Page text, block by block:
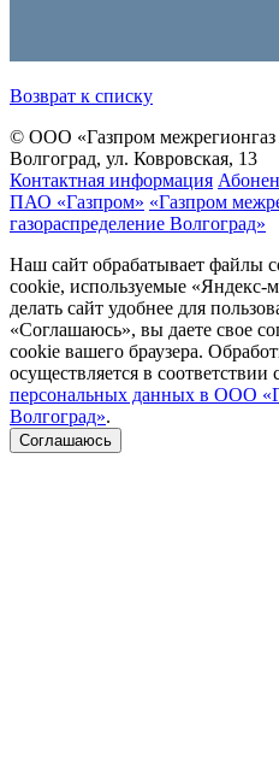
Возврат к списку
© ООО «Газпром межрегионгаз
Волгоград, ул. Ковровская, 13
Контактная информация
ПАО «Газпром» «Газпром
газораспределение Волгоград»
Наш сайт обрабатывает файлы
cookie, используемые
делать сайт удобнее для
«Соглашаюсь», вы даете свое
cookie вашего браузера.
осуществляется в соответствии
персональных данных в ООО
Волгоград».
Соглашаюсь